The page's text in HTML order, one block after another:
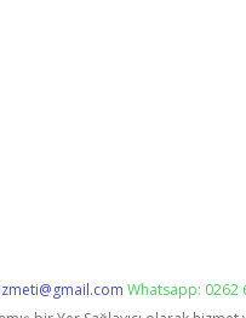
Whatsapp: 0262